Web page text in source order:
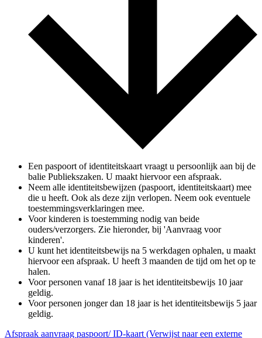
Een paspoort of identiteitskaart vraagt u persoonlijk aan bij de
balie Publiekszaken. U maakt hiervoor een afspraak.
Neem alle identiteitsbewijzen (paspoort, identiteitskaart) mee
die u heeft. Ook als deze zijn verlopen. Neem ook eventuele
toestemmingsverklaringen mee.
Voor kinderen is toestemming nodig van beide
ouders/verzorgers. Zie hieronder, bij 'Aanvraag voor
kinderen'.
U kunt het identiteitsbewijs na 5 werkdagen ophalen, u maakt
hiervoor een afspraak. U heeft 3 maanden de tijd om het op te
halen.
Voor personen vanaf 18 jaar is het identiteitsbewijs 10 jaar
geldig.
Voor personen jonger dan 18 jaar is het identiteitsbewijs 5 jaar
geldig.
Afspraak aanvraag paspoort/ ID-kaart(Verwijst naar een externe